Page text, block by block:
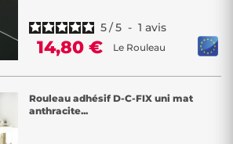
5/5 - 1 avis
14,80 € Le Rouleau
Rouleau adhésif D-C-FIX uni mat
anthracite...